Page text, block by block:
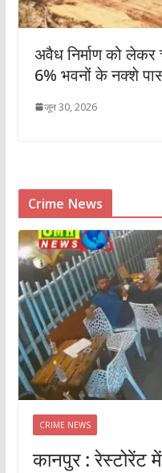
अवैध निर्माण को लेकर
6% भवनों के नक्शे
जून 30, 2026
Crime News
CRIME NEWS
कानपुर :